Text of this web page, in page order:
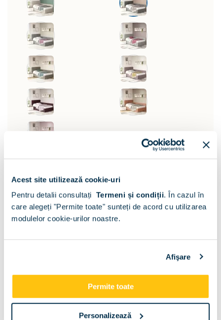
Acest site utilizează cookie-uri
Pentru detalii consultați Termeni și condiții. În cazul în
care alegeți "Permite toate" sunteți de acord cu utilizarea
modulelor cookie-urilor noastre.
Afişare
Permite toate
Personalizează
Suport saltea:
Somiera si lada pat
Dimensiune:
160x200